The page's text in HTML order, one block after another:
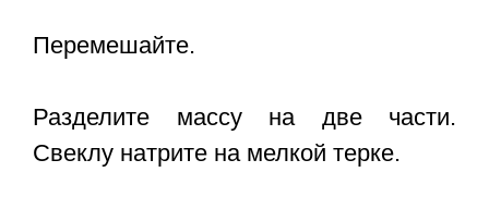
Перемешайте.
Разделите массу на две части.
Свеклу натрите на мелкой терке.